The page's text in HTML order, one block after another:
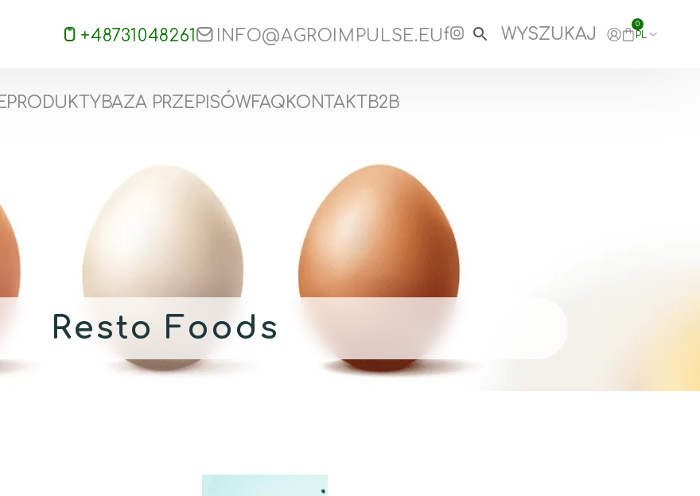
+48731048261 INFO@AGROIMPULSE.EU
0
PL
PRODUKTYBAZA PRZEPISÓWFAQKONTAKTB2B
Resto Foods